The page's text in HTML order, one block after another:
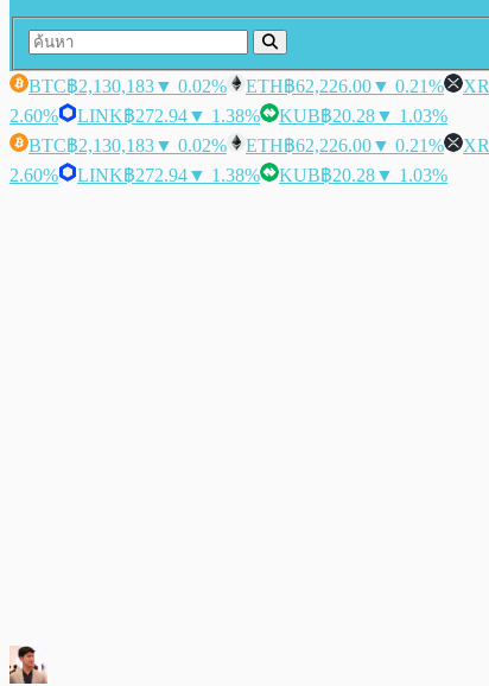
BTC฿2,130,183▼ 0.02% ETH฿62,226.00▼ 0.21%
2.60%
LINK฿272.94▼ 1.38% KUB฿20.28▼ 1.03%
BTC฿2,130,183▼ 0.02% ETH฿62,226.00▼ 0.21%
2.60%
LINK฿272.94▼ 1.38% KUB฿20.28▼ 1.03%